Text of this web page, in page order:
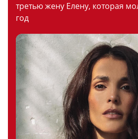
третью жену Елену, которая
год